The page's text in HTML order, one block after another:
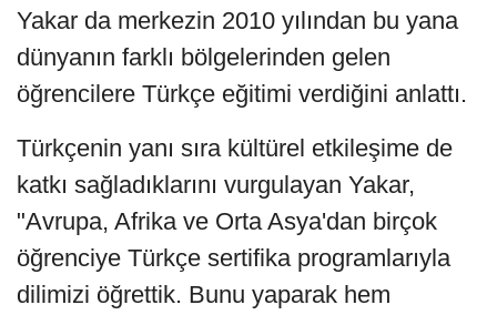
Yakar da merkezin 2010 yılından bu yana
dünyanın farklı bölgelerinden gelen
öğrencilere Türkçe eğitimi verdiğini anlattı.
Türkçenin yanı sıra kültürel etkileşime de
katkı sağladıklarını vurgulayan Yakar,
"Avrupa, Afrika ve Orta Asya'dan birçok
öğrenciye Türkçe sertifika programlarıyla
dilimizi öğrettik. Bunu yaparak hem